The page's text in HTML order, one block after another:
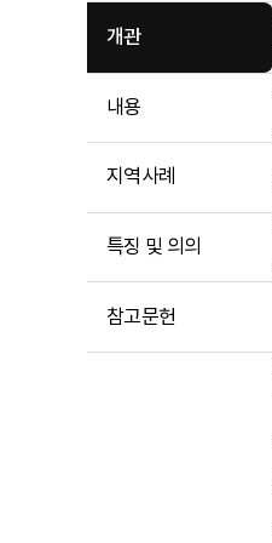
개관
내용
지역사례
특징 및 의의
참고문헌